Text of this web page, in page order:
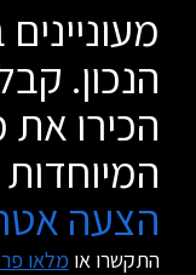
הנכון.
הכירו
הצעה
התקשרו או מלאו